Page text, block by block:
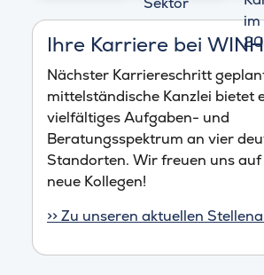
Ihre Karriere bei
Nächster Karriereschritt
mittelständische Kanzlei bietet
vielfältiges Aufgaben- und
Beratungsspektrum an vier
Standorten. Wir freuen uns
neue Kollegen!
>> Zu unseren aktuellen